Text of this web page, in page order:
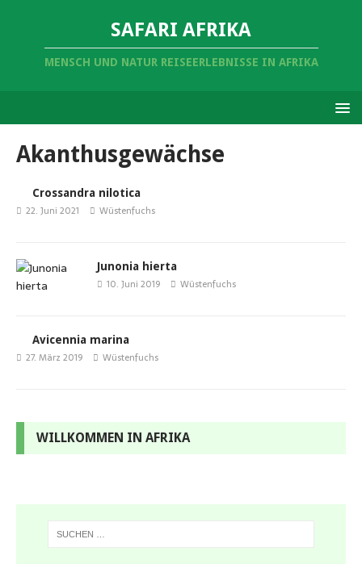
SAFARI AFRIKA
MENSCH UND NATUR REISEERLEBNISSE IN AFRIKA
Akanthusgewächse
Crossandra nilotica
22. Juni 2021 Wüstenfuchs
Junonia hierta
10. Juni 2019 Wüstenfuchs
Avicennia marina
27. März 2019 Wüstenfuchs
WILLKOMMEN IN AFRIKA